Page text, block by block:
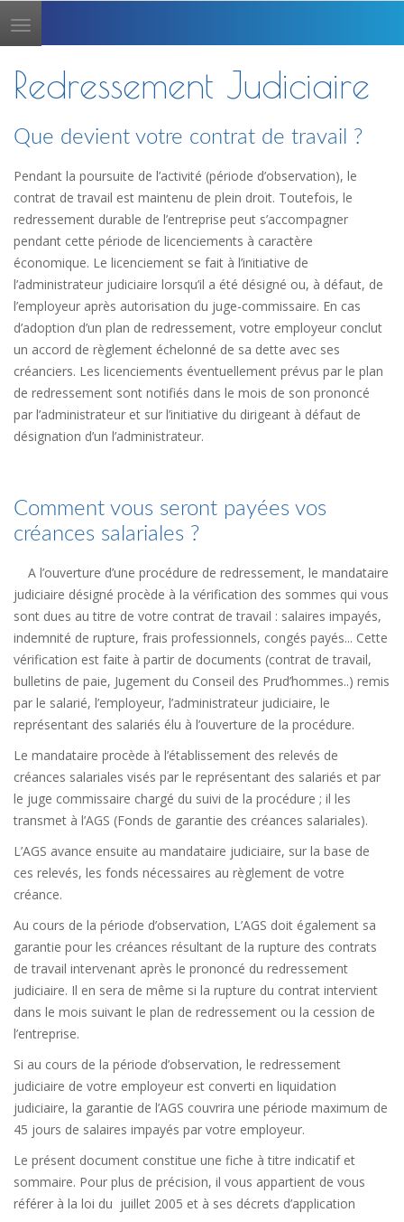
Toggle
navigation
Redressement Judiciaire
Que devient votre contrat de travail ?
Pendant la poursuite de l’activité (période d’observation), le
contrat de travail est maintenu de plein droit. Toutefois, le
redressement durable de l’entreprise peut s’accompagner
pendant cette période de licenciements à caractère
économique. Le licenciement se fait à l’initiative de
l’administrateur judiciaire lorsqu’il a été désigné ou, à défaut, de
l’employeur après autorisation du juge-commissaire. En cas
d’adoption d’un plan de redressement, votre employeur conclut
un accord de règlement échelonné de sa dette avec ses
créanciers. Les licenciements éventuellement prévus par le plan
de redressement sont notifiés dans le mois de son prononcé
par l’administrateur et sur l’initiative du dirigeant à défaut de
désignation d’un l’administrateur.
Comment vous seront payées vos
créances salariales ?
A l’ouverture d’une procédure de redressement, le mandataire
judiciaire désigné procède à la vérification des sommes qui vous
sont dues au titre de votre contrat de travail : salaires impayés,
indemnité de rupture, frais professionnels, congés payés... Cette
vérification est faite à partir de documents (contrat de travail,
bulletins de paie, Jugement du Conseil des Prud’hommes..) remis
par le salarié, l’employeur, l’administrateur judiciaire, le
représentant des salariés élu à l’ouverture de la procédure.
Le mandataire procède à l’établissement des relevés de
créances salariales visés par le représentant des salariés et par
le juge commissaire chargé du suivi de la procédure ; il les
transmet à l’AGS (Fonds de garantie des créances salariales).
L’AGS avance ensuite au mandataire judiciaire, sur la base de
ces relevés, les fonds nécessaires au règlement de votre
créance.
Au cours de la période d’observation, L’AGS doit également sa
garantie pour les créances résultant de la rupture des contrats
de travail intervenant après le prononcé du redressement
judiciaire. Il en sera de même si la rupture du contrat intervient
dans le mois suivant le plan de redressement ou la cession de
l’entreprise.
Si au cours de la période d’observation, le redressement
judiciaire de votre employeur est converti en liquidation
judiciaire, la garantie de l’AGS couvrira une période maximum de
45 jours de salaires impayés par votre employeur.
Le présent document constitue une fiche à titre indicatif et
sommaire. Pour plus de précision, il vous appartient de vous
référer à la loi du juillet 2005 et à ses décrets d’application